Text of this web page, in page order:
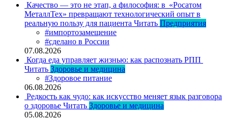
Качество — это не этап, а философия: в «Росатом
МеталлТех» превращают технологический опыт в
реальную пользу для пациента Читать Предприятия
#импортозамещение
#сделано в России
07.08.2026
Когда еда управляет жизнью: как распознать РПП
Читать Здоровье и медицина
#Здоровое питание
06.08.2026
Редкость как чудо: как искусство меняет язык разговора
о здоровье Читать Здоровье и медицина
05.08.2026